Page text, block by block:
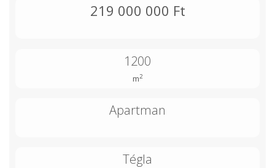
219 000 000 Ft
1200
m2
Apartman
Tégla